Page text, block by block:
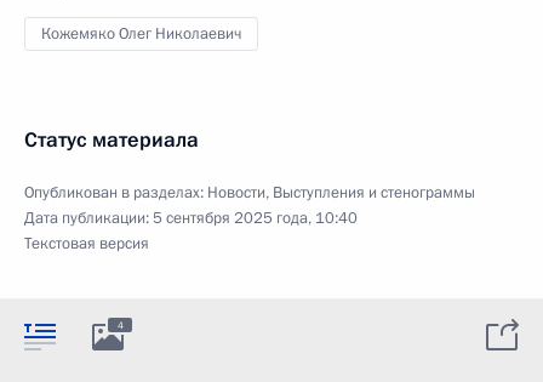
Кожемяко Олег Николаевич
Статус материала
Опубликован в разделах: Новости, Выступления и стенограммы
Дата публикации:5 сентября 2025 года, 10:40
Текстовая версия
4